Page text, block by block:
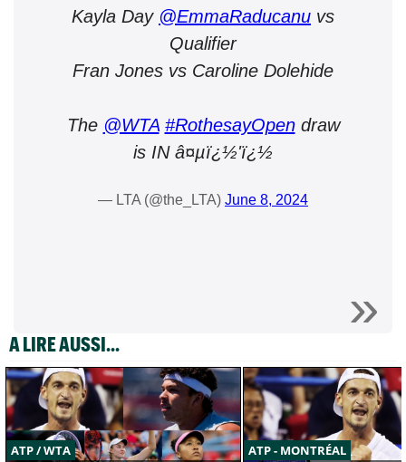
Kayla Day @EmmaRaducanu vs
Qualifier
Fran Jones vs Caroline Dolehide
The @WTA #RothesayOpendraw
is IN â¤µï¿½'ï¿½
— LTA (@the_LTA) June 8, 2024
A LIRE AUSSI...
ATP / WTA ATP - MONTRÉAL